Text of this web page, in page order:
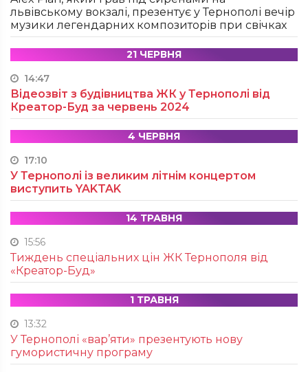
львівському вокзалі, презентує у Тернополі вечір
музики легендарних композиторів при свічках
21 ЧЕРВНЯ
14:47
Відеозвіт з будівництва ЖК у Тернополі від
Креатор-Буд за червень 2024
4 ЧЕРВНЯ
17:10
У Тернополі із великим літнім концертом
виступить YAKTAK
14 ТРАВНЯ
15:56
Тиждень спеціальних цін ЖК Тернополя від
«Креатор-Буд»
1 ТРАВНЯ
13:32
У Тернополі «вар’яти» презентують нову
гумористичну програму